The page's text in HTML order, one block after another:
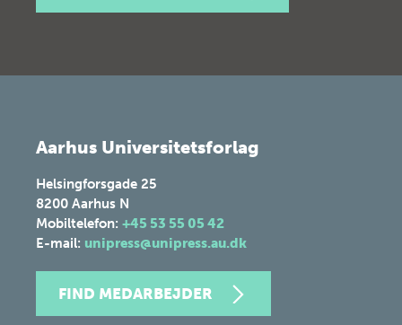
Aarhus Universitetsforlag
Helsingforsgade 25
8200 Aarhus N
Mobiltelefon: +45 53 55 05 42
E-mail: unipress@unipress.au.dk
FIND MEDARBEJDER